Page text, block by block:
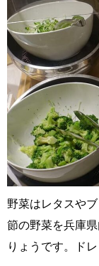
野菜はレタスや
節の野菜を兵庫
りょうです。ド